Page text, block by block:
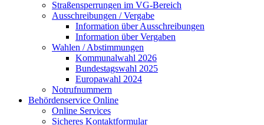
Straßensperrungen im VG-Bereich
Ausschreibungen / Vergabe
Information über Ausschreibungen
Information über Vergaben
Wahlen / Abstimmungen
Kommunalwahl 2026
Bundestagswahl 2025
Europawahl 2024
Notrufnummern
Behördenservice Online
Online Services
Sicheres Kontaktformular